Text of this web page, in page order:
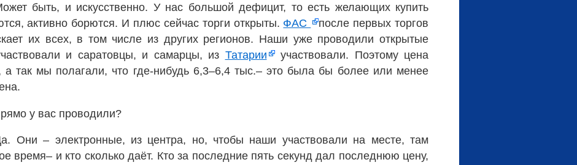
быть, и искусственно. У нас большой дефицит, то есть желающих купить
активно борются. И плюс сейчас торги открыты. ФАС
после первых торгов
их всех, в том числе из других регионов. Наши уже проводили открытые
и саратовцы, и самарцы, из Татарии
участвовали. Поэтому цена
так мы полагали, что где-нибудь 6,3–6,4 тыс.– это была бы более или менее
у вас проводили?
Они – электронные, из центра, но, чтобы наши участвовали на месте, там
время– и кто сколько даёт. Кто за последние пять секунд дал последнюю цену,